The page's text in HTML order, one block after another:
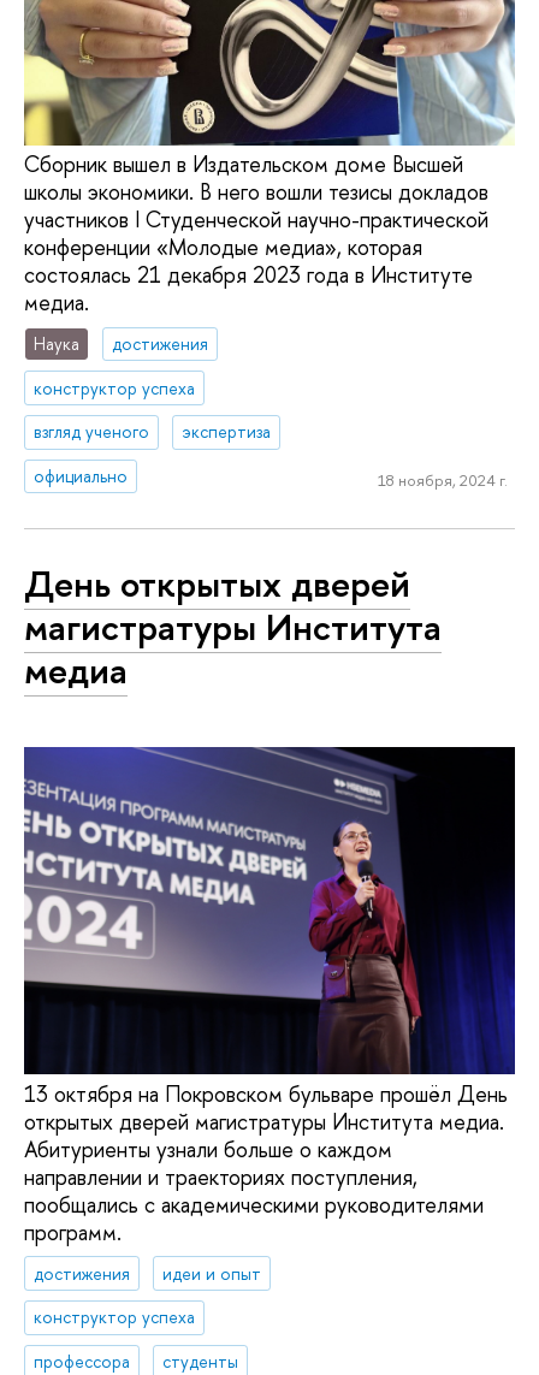
Сборник вышел в Издательском доме Высшей
школы экономики. В него вошли тезисы докладов
участников I Студенческой научно-практической
конференции «Молодые медиа», которая
состоялась 21 декабря 2023 года в Институте
медиа.
Наука
достижения
конструктор успеха
взгляд ученого
экспертиза
официально
18 ноября, 2024 г.
День открытых дверей
магистратуры Института
медиа
13 октября на Покровском бульваре прошёл День
открытых дверей магистратуры Института медиа.
Абитуриенты узнали больше о каждом
направлении и траекториях поступления,
пообщались с академическими руководителями
программ.
достижения
идеи и опыт
конструктор успеха
профессора
студенты